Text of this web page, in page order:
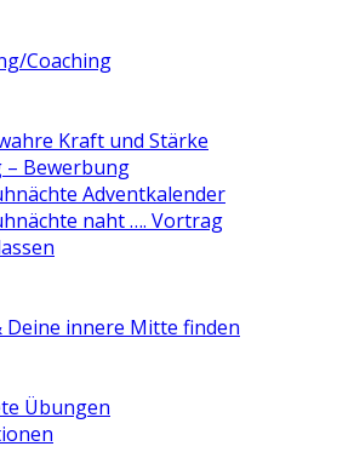
Coaching
Kraft und Stärke
– Bewerbung
Adventkalender
naht …. Vortrag
Deine innere Mitte finden
Übungen